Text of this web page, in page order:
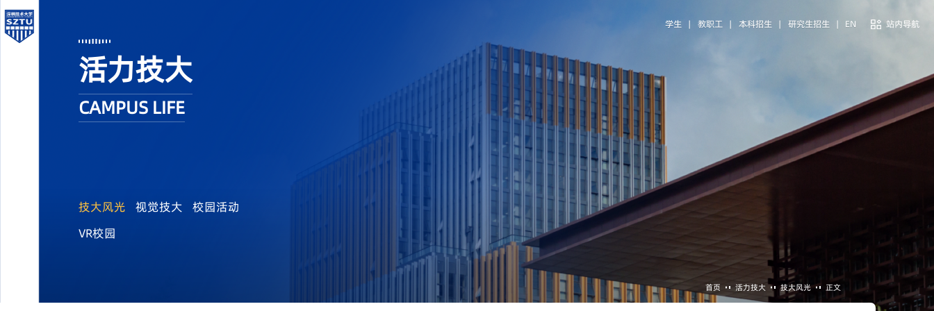
学生 | 教职工 | 本科招生 | 研究生招生 | EN 站内导航
活力技大
CAMPUS LIFE
技大风光 视觉技大
校园活动
VR校园
首页 活力技大 技大风光 正文